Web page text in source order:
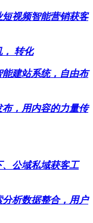
短视频智能营销获客
， 转化
能建站系统，自由布
布，用内容的力量传
、公域私域获客工
分析数据整合，用户